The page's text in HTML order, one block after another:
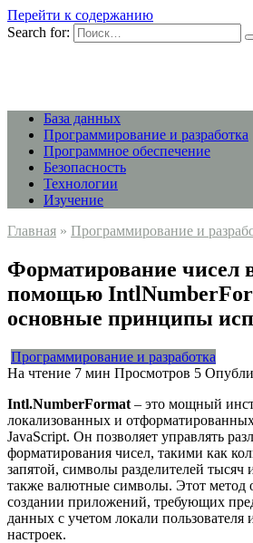
Перейти к содержанию
Search for:
База данных
Программирование и разработка
Программное обеспечение
Безопасность
Технологии
Изучение
Главная » Программирование и
Форматирование чисел
помощью
основные принципы
Программирование и разработка
На чтение 7 мин Просмотров 5
Intl.NumberFormat – это мощный
локализованных и
JavaScript. Он позволяет управлять
форматирования чисел, такими как
запятой, символы разделителей тысяч
также валютные символы. Этот метод
создании приложений, требующих
данных с учетом локали
настроек.